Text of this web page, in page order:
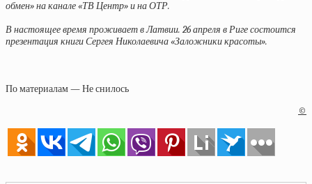
обмен» на канале «ТВ Центр» и на ОТР.
В настоящее время проживает в Латвии. 26 апреля в Риге состоится
презентация книги Сергея Николаевича «Заложники красоты».
По материалам — Не снилось
©